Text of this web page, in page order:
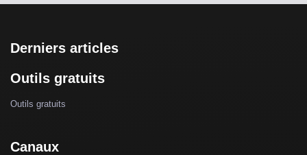
Derniers articles
Outils gratuits
Outils gratuits
Canaux